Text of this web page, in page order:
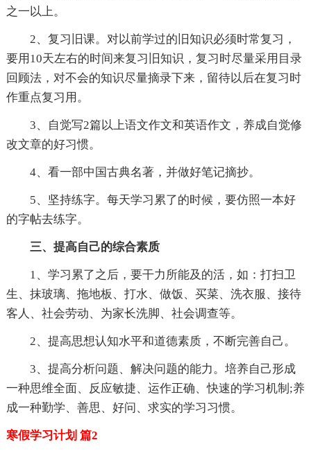
之一以上。
2、复习旧课。对以前学过的旧知识必须时常复习，
要用10天左右的时间来复习旧知识，复习时尽量采用目录
回顾法，对不会的知识尽量摘录下来，留待以后在复习时
作重点复习用。
3、自觉写2篇以上语文作文和英语作文，养成自觉修
改文章的好习惯。
4、看一部中国古典名著，并做好笔记摘抄。
5、坚持练字。每天学习累了的时候，要仿照一本好
的字帖去练字。
三、提高自己的综合素质
1、学习累了之后，要干力所能及的活，如：打扫卫
生、抹玻璃、拖地板、打水、做饭、买菜、洗衣服、接待
客人、社会劳动、为家长洗脚、社会调查等。
2、提高思想认知水平和道德素质，不断完善自己。
3、提高分析问题、解决问题的能力。培养自己形成
一种思维全面、反应敏捷、运作正确、快速的学习机制;养
成一种勤学、善思、好问、求实的学习习惯。
寒假学习计划 篇2